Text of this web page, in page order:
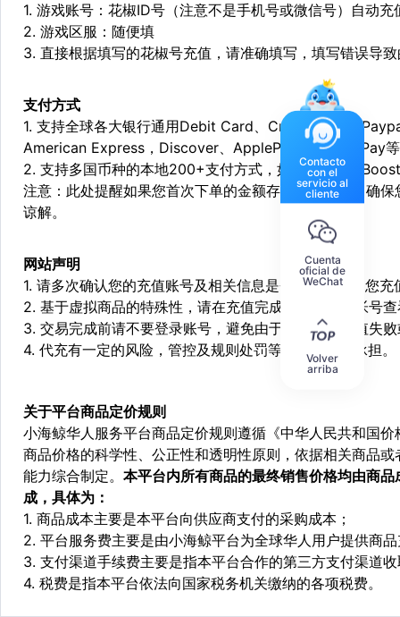
1. 游戏账号：花椒ID号（注意不是手机号或微信号）自动
2. 游戏区服：随便填
3. 直接根据填写的花椒号充值，请准确填写，填写错误导
支付方式
1. 支持全球各大银行通用Debit Card、Credit Card和
American Express，Discover、ApplePay和GooglePay
2. 支持多国币种的本地200+支付方式，如：Alipay，
注意：此处提醒如果您首次下单的金额存在异常，为了确
谅解。
网站声明
1. 请多次确认您的充值账号及相关信息是否正确，如因您
2. 基于虚拟商品的特殊性，请在充值完成后登陆您的帐号
3. 交易完成前请不要登录账号，避免由于顶号造成充值失
4. 代充有一定的风险，管控及规则处罚等风险需自行承担。
关于平台商品定价规则
小海鲸华人服务平台商品定价规则遵循《中华人民共和国
商品价格的科学性、公正性和透明性原则，依据相关商品
能力综合制定。 本平台内所有商品的最终销售价格均由商
成，具体为：
1. 商品成本主要是本平台向供应商支付的采购成本；
2. 平台服务费主要是由小海鲸平台为全球华人用户提供商
3. 支付渠道手续费主要是指本平台合作的第三方支付渠道
4. 税费是指本平台依法向国家税务机关缴纳的各项税费。
Contacto
con el
servicio al
cliente
Cuenta
oficial de
WeChat
Volver
arriba